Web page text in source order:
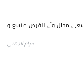
مجال وأن للفرص متسع و
مرام الجهني